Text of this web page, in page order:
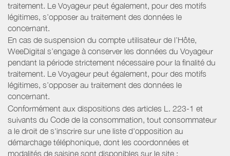
traitement. Le Voyageur peut également, pour des motifs
légitimes, s’opposer au traitement des données le
concernant.
En cas de suspension du compte utilisateur de l’Hôte,
WeeDigital s’engage à conserver les données du Voyageur
pendant la période strictement nécessaire pour la finalité du
traitement. Le Voyageur peut également, pour des motifs
légitimes, s’opposer au traitement des données le
concernant.
Conformément aux dispositions des articles L. 223-1 et
suivants du Code de la consommation, tout consommateur
a le droit de s'inscrire sur une liste d'opposition au
démarchage téléphonique, dont les coordonnées et
modalités de saisine sont disponibles sur le site :